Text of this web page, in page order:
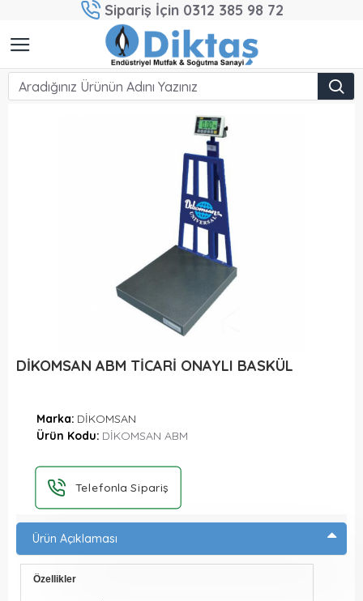
Sipariş İçin 0312 385 98 72
DİKOMSAN ABM TİCARİ ONAYLI BASKÜL
Marka: DİKOMSAN
Ürün Kodu: DİKOMSAN ABM
Telefonla Sipariş
Ürün Açıklaması
Özellikler